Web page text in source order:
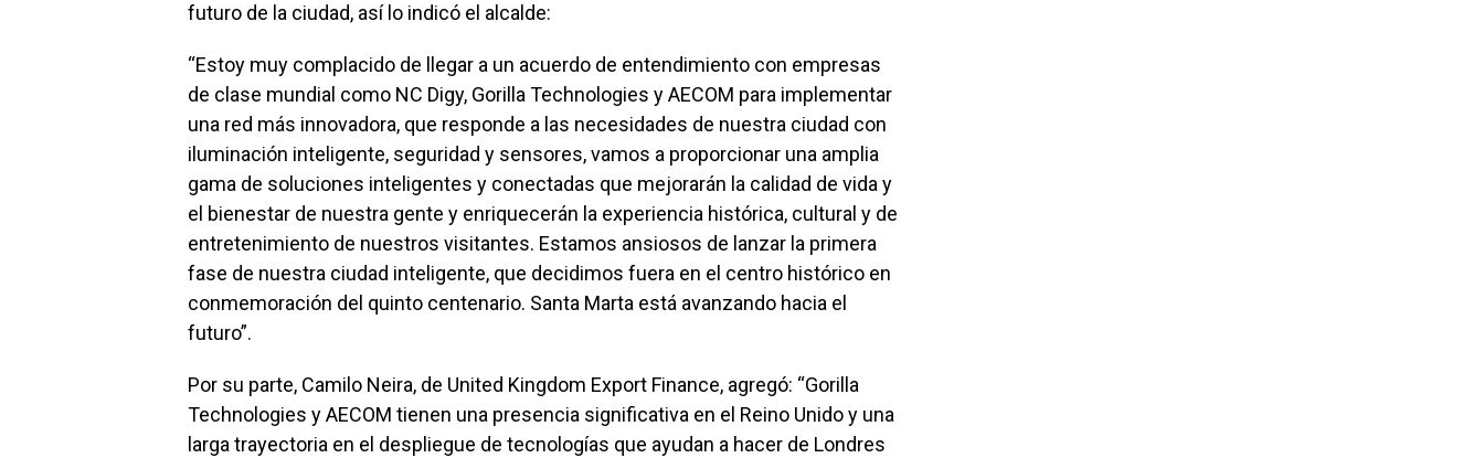
futuro de la ciudad, así lo indicó el alcalde:
“Estoy muy complacido de llegar a un acuerdo de entendimiento con empresas
de clase mundial como NC Digy, Gorilla Technologies y AECOM para implementar
una red más innovadora, que responde a las necesidades de nuestra ciudad con
iluminación inteligente, seguridad y sensores, vamos a proporcionar una amplia
gama de soluciones inteligentes y conectadas que mejorarán la calidad de vida y
el bienestar de nuestra gente y enriquecerán la experiencia histórica, cultural y de
entretenimiento de nuestros visitantes. Estamos ansiosos de lanzar la primera
fase de nuestra ciudad inteligente, que decidimos fuera en el centro histórico en
conmemoración del quinto centenario. Santa Marta está avanzando hacia el
futuro”.
Por su parte, Camilo Neira, de United Kingdom Export Finance, agregó: “Gorilla
Technologies y AECOM tienen una presencia significativa en el Reino Unido y una
larga trayectoria en el despliegue de tecnologías que ayudan a hacer de Londres